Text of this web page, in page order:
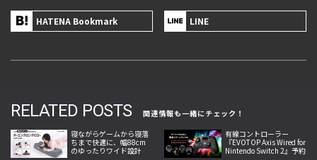
HATENA Bookmark LINE
RELATED POSTS
関連情報も一緒にチェック！
寝ながらゲームから寝落
ちまで快適に、幅88cm
のゆったりワイド設計
有線コントローラー
『EVOTOP Axis Wired for
Nintendo Switch 2』予約